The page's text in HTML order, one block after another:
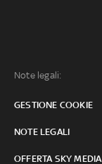
Note legali:
GESTIONE COOKIE
NOTE LEGALI
OFFERTA SKY MEDIA